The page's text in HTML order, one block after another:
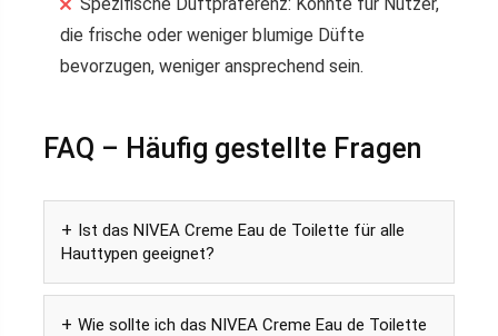
die frische oder weniger blumige Düfte
bevorzugen, weniger ansprechend sein.
FAQ – Häufig gestellte Fragen
Ist das NIVEA Creme Eau de Toilette für alle
Hauttypen geeignet?
Wie sollte ich das NIVEA Creme Eau de Toilette